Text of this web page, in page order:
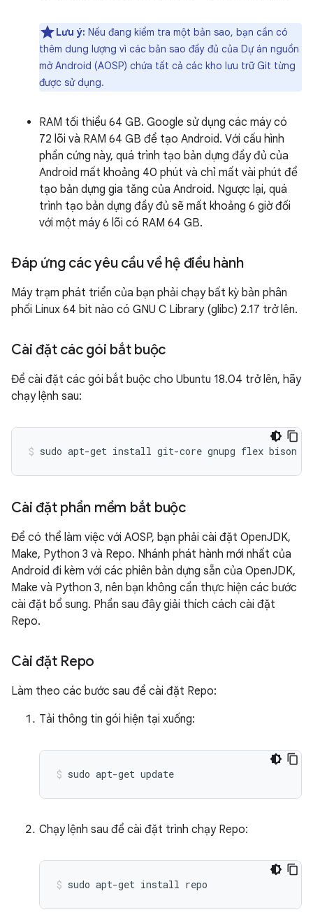
Lưu ý: Nếu đang kiểm tra một bản sao, bạn cần có
thêm dung lượng vì các bản sao đầy đủ của Dự án nguồn
mở Android (AOSP) chứa tất cả các kho lưu trữ Git từng
được sử dụng.
RAM tối thiểu 64 GB. Google sử dụng các máy có
72 lõi và RAM 64 GB để tạo Android. Với cấu hình
phần cứng này, quá trình tạo bản dựng đầy đủ của
Android mất khoảng 40 phút và chỉ mất vài phút để
tạo bản dựng gia tăng của Android. Ngược lại, quá
trình tạo bản dựng đầy đủ sẽ mất khoảng 6 giờ đối
với một máy 6 lõi có RAM 64 GB.
Đáp ứng các yêu cầu về hệ điều hành
Máy trạm phát triển của bạn phải chạy bất kỳ bản phân
phối Linux 64 bit nào có GNU C Library (glibc) 2.17 trở lên.
Cài đặt các gói bắt buộc
Để cài đặt các gói bắt buộc cho Ubuntu 18.04 trở lên, hãy
chạy lệnh sau:
sudo apt-get install git-core gnupg flex bison
Cài đặt phần mềm bắt buộc
Để có thể làm việc với AOSP, bạn phải cài đặt OpenJDK,
Make, Python 3 và Repo. Nhánh phát hành mới nhất của
Android đi kèm với các phiên bản dựng sẵn của OpenJDK,
Make và Python 3, nên bạn không cần thực hiện các bước
cài đặt bổ sung. Phần sau đây giải thích cách cài đặt
Repo.
Cài đặt Repo
Làm theo các bước sau để cài đặt Repo:
Tải thông tin gói hiện tại xuống:
sudo apt-get update
Chạy lệnh sau để cài đặt trình chạy Repo:
sudo apt-get install repo